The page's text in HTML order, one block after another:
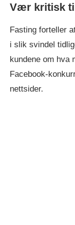
Vær kritisk
Fasting forteller
i slik svindel
kundene om hva
Facebook-
nettsider.